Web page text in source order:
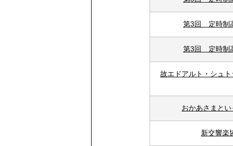
第3回 定時制
第3回 定時制
故エドアルト・シュ
おかあさまと
新交響